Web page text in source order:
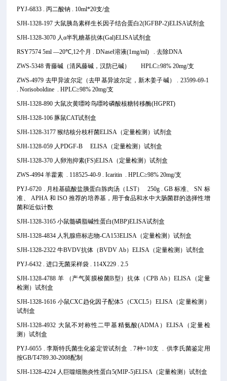
PYJ-6833 . 丙二酸钠 . 10ml*20支/盒
SJH-1328-197 大鼠胰岛素样生长因子结合蛋白2(IGFBP-2)ELISA试剂盒
SJH-1328-3070 人α半乳糖基抗体(Gal)ELISA试剂盒
RSY7574 5ml —20℃,12个月 . DNaseⅠ溶液(1mg/ml) . 去除DNA
ZWS-5348 青藤碱（清风藤碱，汉防已碱） HPLC≥98% 20mg/支
ZWS-4979 去甲异波尔定（去甲基异波尔定，新木姜子碱） . 23599-69-1
. Norisoboldine . HPLC≥98% 20mg/支
SJH-1328-890 大鼠次黄嘌呤鸟嘌呤磷酸核糖转移酶(HGPRT)
SJH-1328-106 豚鼠CAT试剂盒
SJH-1328-3177 猴结核分枝杆菌ELISA（定量检测）试剂盒
SJH-1328-059 人PDGF-B ELISA（定量检测）试剂盒
SJH-1328-370 人卵泡抑素(FS)ELISA（定量检测）试剂盒
ZWS-4994 羊藿素 . 118525-40-9 . Icaritin . HPLC≥98% 20mg/支
PYJ-6720 . 月桂基硫酸盐胰蛋白胨肉汤（LST） 250g . GB 标准、 SN 标
准、 APHA 和 ISO 推荐的培养基，用于食品和水中大肠菌群的选择性增
菌和近似计数
SJH-1328-3165 小鼠髓磷脂碱性蛋白(MBP)ELISA试剂盒
SJH-1328-4834 人乳腺癌标志物-CA153ELISA（定量检测）试剂盒
SJH-1328-2322 牛BVDV抗体（BVDV Ab）ELISA（定量检测）试剂盒
PYJ-6432 . 进口无菌采样袋 . 114X229 . 2.5
SJH-1328-4788 羊 （产气荚膜梭菌B型）抗体（CPB Ab）ELISA（定量
检测）试剂盒
SJH-1328-1616 小鼠CXC趋化因子配体5（CXCL5） ELISA（定量检测）
试剂盒
SJH-1328-4932 大鼠不对称性二甲基精氨酸(ADMA）ELISA（定量检
测）试剂盒
PYJ-6055 . 李斯特氏菌生化鉴定管试剂盒 . 7种×10支 . 供李氏菌鉴定用
按GB/T4789.30-2008配制
SJH-1328-4224 人巨噬细胞炎性蛋白5(MIP-5)ELISA（定量检测）试剂盒